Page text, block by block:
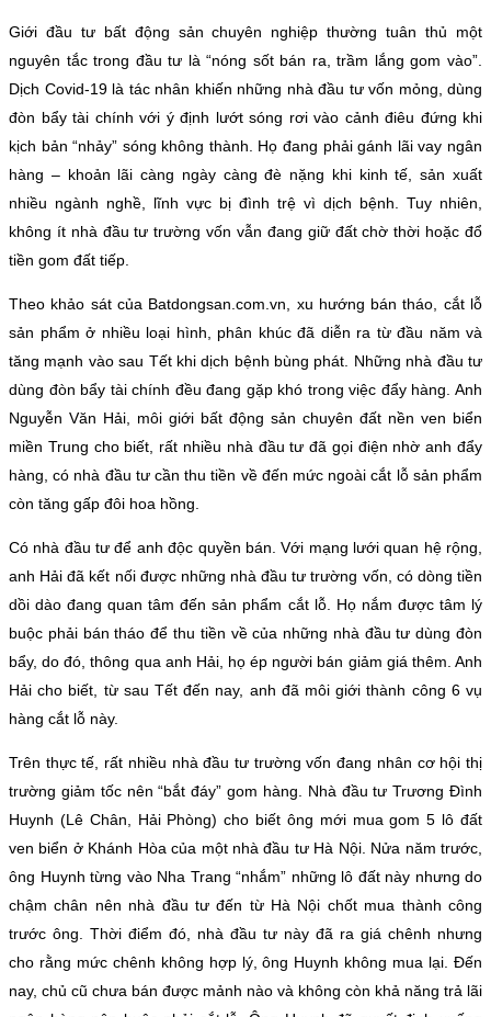
Giới đầu tư bất động sản chuyên nghiệp thường tuân thủ một
nguyên tắc trong đầu tư là “nóng sốt bán ra, trầm lắng gom vào”.
Dịch Covid-19 là tác nhân khiến những nhà đầu tư vốn mỏng, dùng
đòn bẩy tài chính với ý định lướt sóng rơi vào cảnh điêu đứng khi
kịch bản “nhảy” sóng không thành. Họ đang phải gánh lãi vay ngân
hàng – khoản lãi càng ngày càng đè nặng khi kinh tế, sản xuất
nhiều ngành nghề, lĩnh vực bị đình trệ vì dịch bệnh. Tuy nhiên,
không ít nhà đầu tư trường vốn vẫn đang giữ đất chờ thời hoặc đổ
tiền gom đất tiếp.
Theo khảo sát của Batdongsan.com.vn, xu hướng bán tháo, cắt lỗ
sản phẩm ở nhiều loại hình, phân khúc đã diễn ra từ đầu năm và
tăng mạnh vào sau Tết khi dịch bệnh bùng phát. Những nhà đầu tư
dùng đòn bẩy tài chính đều đang gặp khó trong việc đẩy hàng. Anh
Nguyễn Văn Hải, môi giới bất động sản chuyên đất nền ven biển
miền Trung cho biết, rất nhiều nhà đầu tư đã gọi điện nhờ anh đẩy
hàng, có nhà đầu tư cần thu tiền về đến mức ngoài cắt lỗ sản phẩm
còn tăng gấp đôi hoa hồng.
Có nhà đầu tư để anh độc quyền bán. Với mạng lưới quan hệ rộng,
anh Hải đã kết nối được những nhà đầu tư trường vốn, có dòng tiền
dồi dào đang quan tâm đến sản phẩm cắt lỗ. Họ nắm được tâm lý
buộc phải bán tháo để thu tiền về của những nhà đầu tư dùng đòn
bẩy, do đó, thông qua anh Hải, họ ép người bán giảm giá thêm. Anh
Hải cho biết, từ sau Tết đến nay, anh đã môi giới thành công 6 vụ
hàng cắt lỗ này.
Trên thực tế, rất nhiều nhà đầu tư trường vốn đang nhân cơ hội thị
trường giảm tốc nên “bắt đáy” gom hàng. Nhà đầu tư Trương Đình
Huynh (Lê Chân, Hải Phòng) cho biết ông mới mua gom 5 lô đất
ven biển ở Khánh Hòa của một nhà đầu tư Hà Nội. Nửa năm trước,
ông Huynh từng vào Nha Trang “nhắm” những lô đất này nhưng do
chậm chân nên nhà đầu tư đến từ Hà Nội chốt mua thành công
trước ông. Thời điểm đó, nhà đầu tư này đã ra giá chênh nhưng
cho rằng mức chênh không hợp lý, ông Huynh không mua lại. Đến
nay, chủ cũ chưa bán được mảnh nào và không còn khả năng trả lãi